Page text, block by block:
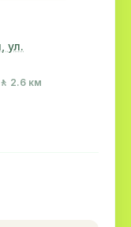
ул.
🚶 2.6 км